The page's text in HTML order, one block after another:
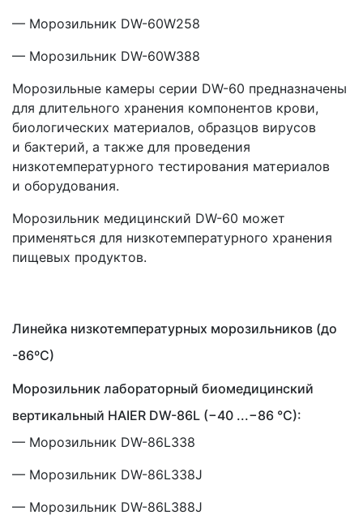
— Морозильник DW-60W258
— Морозильник DW-60W388
Морозильные камеры серии DW-60 предназначены
для длительного хранения компонентов крови,
биологических материалов, образцов вирусов
и бактерий, а также для проведения
низкотемпературного тестирования материалов
и оборудования.
Морозильник медицинский DW-60 может
применяться для низкотемпературного хранения
пищевых продуктов.
Линейка низкотемпературных морозильников (до
-86ºС)
Морозильник лабораторный биомедицинский
вертикальный HAIER DW-86L (−40 ...−86 °C):
— Морозильник DW-86L338
— Морозильник DW-86L338J
— Морозильник DW-86L388J